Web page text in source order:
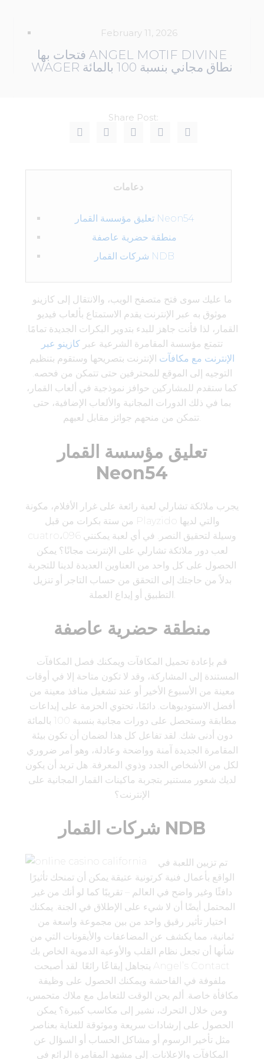
February 11, 2026
فتحات بها ANGEL MOTIF DIVINE
WAGER نطاق مجاني بنسبة 100 بالمائة
Share Post:
دعامات
تعليق مؤسسة القمار Neon54
منطقة حضرية عاصفة
شركات القمار NDB
ما عليك سوى فتح متصفح الويب، والانتقال إلى كازينو
موثوق به عبر الإنترنت يقدم الاستمتاع بألعاب فيديو
القمار، لذا فأنت جاهز للبدء بتدوير البكرات الجديدة تمامًا.
تتمتع مؤسسة المقامرة الشرعية عبر كازينو عبر
الإنترنت مع مكافآت الإنترنت بتصريحها وستقوم بتنظيم
التوجيه إلى الموقع للمحترفين حتى تتمكن من فحصه.
كما ستقدم للمشاركين حوافز نموذجية في ألعاب القمار،
بما في ذلك الدورات المجانية والألعاب الإضافية، حتى
تتمكن من منحهم جوائز مقابل لعبهم.
تعليق مؤسسة القمار
Neon54
يجرب ملائكة تشارلي لعبة رائعة على غرار الأفلام، مكونة
من ستة بكرات من قبل Playzido والتي لديها
cuatro،096 وسيلة لتحقيق النصر. في أي لعبة يمكنني
لعب دور ملائكة تشارلي على الإنترنت مجانًا؟ يمكن
الحصول على كل واحد من العناوين العديدة لدينا للتجربة
بدلاً من حاجتك إلى التحقق من حساب التاجر أو تنزيل
منطقة حضرية عاصفة
قم بإعادة تحميل المكافآت ويمكنك فصل المكافآت
المستندة إلى المشاركة، وقد لا تكون متاحة إلا في أوقات
معينة من الأسبوع الأخير أو عند تشغيل منافذ معينة من
أفضل الاستوديوهات. دائمًا، تحتوي الحزمة على إيداعات
مطابقة وستحصل على دورات مجانية بنسبة 100 بالمائة
دون أدنى شك. لقد تفاعل كل هذا لضمان أن تكون بيئة
المقامرة الجديدة آمنة وواضحة وعادلة، وهو أمر ضروري
لكل من الأشخاص الجدد وذوي المعرفة. هل تريد أن يكون
لديك شعور مستنير بتجربة ماكينات القمار المجانية على
الإنترنت؟
شركات القمار NDB
تم تزيين اللعبة في
الواقع بأعمال فنية كرتونية عتيقة يمكن أن تمنحك تأثيرًا
دافئًا وغير واضح في العالم – تقريبًا كما لو أنك من غير
المحتمل أيضًا أن لا شيء على الإطلاق في الجنة. يمكنك
اختيار تأثير رقيق واحد من بين مجموعة واسعة من
ثمانية، مما يكشف عن المضاعفات والأيقونات التي من
شأنها أن تجعل نظام القلب والأوعية الدموية الخاص بك
يتجاهل إيقاعًا رائعًا. لقد أصبحت Angel’s Contact
ملفوفة في الفاحشة ويمكنك الحصول على وظيفة
مكافأة خاصة. ألم يحن الوقت للتعامل مع ملاك متحمس،
ومن خلال التحرك، نشير إلى مكاسب كبيرة؟ يمكن
الحصول على إرشادات سريعة وموثوقة للعناية بعناصر
مثل تأخير الرسوم أو مشاكل الحساب أو السؤال عن
المكافآت والإعلانات. إلى مشهد المقامرة الرائع في